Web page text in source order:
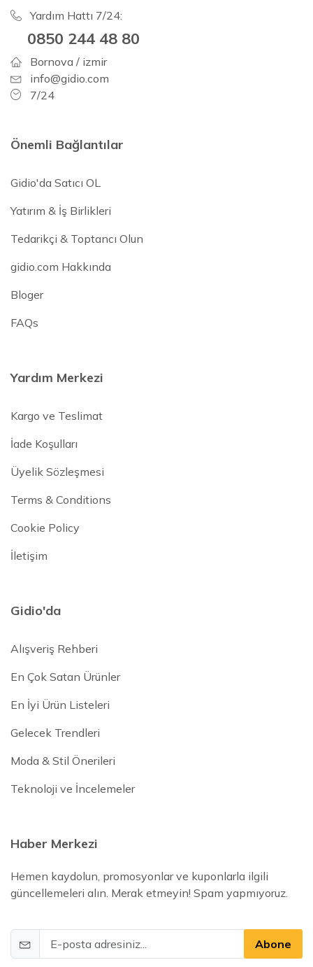
Yardım Hattı 7/24:
0850 244 48 80
Bornova / izmir
info@gidio.com
7/24
Önemli Bağlantılar
Gidio'da Satıcı OL
Yatırım & İş Birlikleri
Tedarikçi & Toptancı Olun
gidio.com Hakkında
Bloger
FAQs
Yardım Merkezi
Kargo ve Teslimat
İade Koşulları
Üyelik Sözleşmesi
Terms & Conditions
Cookie Policy
İletişim
Gidio'da
Alışveriş Rehberi
En Çok Satan Ürünler
En İyi Ürün Listeleri
Gelecek Trendleri
Moda & Stil Önerileri
Teknoloji ve İncelemeler
Haber Merkezi
Hemen kaydolun, promosyonlar ve kuponlarla ilgili
güncellemeleri alın. Merak etmeyin! Spam yapmıyoruz.
Abone